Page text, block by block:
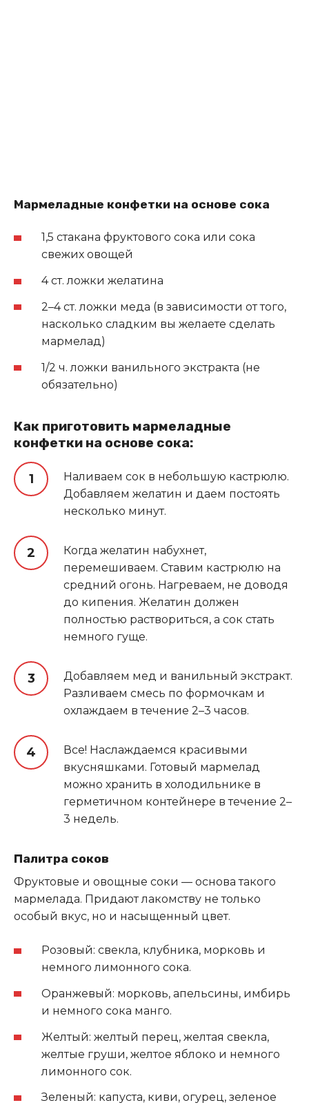
Мармеладные конфетки на основе сока
1,5 стакана фруктового сока или сока
свежих овощей
4 ст. ложки желатина
2–4 ст. ложки меда (в зависимости от того,
насколько сладким вы желаете сделать
мармелад)
1/2 ч. ложки ванильного экстракта (не
обязательно)
Как приготовить мармеладные
конфетки на основе сока:
Наливаем сок в небольшую кастрюлю.
Добавляем желатин и даем постоять
несколько минут.
Когда желатин набухнет,
перемешиваем. Ставим кастрюлю на
средний огонь. Нагреваем, не доводя
до кипения. Желатин должен
полностью раствориться, а сок стать
немного гуще.
Добавляем мед и ванильный экстракт.
Разливаем смесь по формочкам и
охлаждаем в течение 2–3 часов.
Все! Наслаждаемся красивыми
вкусняшками. Готовый мармелад
можно хранить в холодильнике в
герметичном контейнере в течение 2–
3 недель.
Палитра соков
Фруктовые и овощные соки — основа такого
мармелада. Придают лакомству не только
особый вкус, но и насыщенный цвет.
Розовый: свекла, клубника, морковь и
немного лимонного сока.
Оранжевый: морковь, апельсины, имбирь
и немного сока манго.
Желтый: желтый перец, желтая свекла,
желтые груши, желтое яблоко и немного
лимонного сок.
Зеленый: капуста, киви, огурец, зеленое